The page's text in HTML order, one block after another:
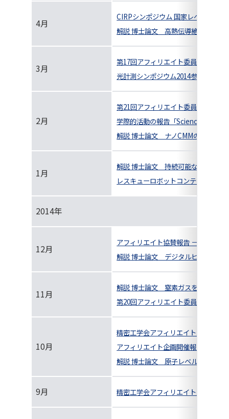
4月
CIRPシンポジウム 国家レベルの産
解説 博士論文 高熱伝導絶縁性材料
3月
第17回アフィリエイト委員会の実施
光計測シンポジウム2014参加報告(
2月
第21回アフィリエイト委員会・第14
学際的活動の報告「Science Talks
解説 博士論文 ナノCMMのための光
1月
解説 博士論文 持続可能な社会・も
レスキューロボットコンテストとの
2014年
12月
アフィリエイト協賛報告 －Young
解説 博士論文 デジタルヒューマン
11月
解説 博士論文 窒素ガスを用いた切
第20回アフィリエイト委員会＆見学
10月
精密工学会アフィリエイト紹介
アフィリエイト企画開催報告 第1回
解説 博士論文 原子レベルで平滑な
9月 精密工学会アフィリエイト紹介